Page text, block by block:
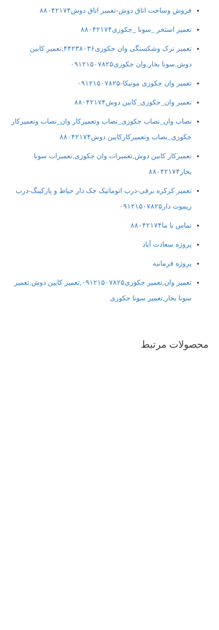
فروش وساخت اتاق دوش-تعمیر اتاق دوش۸۸۰۴۲۱۷۴
تعمیر استخر _سونا _جکوزی۸۸۰۴۲۱۷۴
تعمیر ترک وشکستگی وان جکوزی۴۴۲۳۸۰۳۶,تعمیر کابین
دوش,سونا بخار,وان جکوزی۰۹۱۲۱۵۰۷۸۲۵
تعمیر وان جکوزی مونیکا-۰۹۱۲۱۵۰۷۸۲۵
تعمیر وان_جکوزی_کابین دوش۸۸۰۴۲۱۷۴
نصاب وان_نصاب جکوزی_نصاب وتعمیرکار وان_نصاب وتعمیرکار
جکوزی_نصاب وتعمیرکارکابین دوش۸۸۰۴۲۱۷۴
تعمیرکار کابین دوش,تعمیرات وان جکوزی,تعمیرات سونا
بخار۸۸۰۴۲۱۷۴
تعمیر کرکره برقی-درب اتوماتیک جک دار حیاط و پارکینگ-درب
ریموت دار۰۹۱۲۱۵۰۷۸۲۵
تماس با ما۸۸۰۴۲۱۷۴
پروژه سعادت آباد
پروژه فرمانیه
تعمیر وان,تعمیر جکوزی۰۹۱۲۱۵۰۷۸۲۵,تعمیر کابین دوش,تعمیر
سونا بخار,تعمیر سونا جکوزی
محصولات مرتبط